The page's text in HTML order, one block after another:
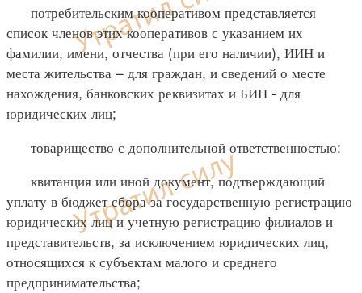
потребительским кооперативом представляется
список членов этих кооперативов с указанием их
фамилии, имени, отчества (при его наличии), ИИН и
места жительства – для граждан, и сведений о месте
нахождения, банковских реквизитах и БИН - для
юридических лиц;
товарищество с дополнительной ответственностью:
квитанция или иной документ, подтверждающий
уплату в бюджет сбора за государственную регистрацию
юридических лиц и учетную регистрацию филиалов и
представительств, за исключением юридических лиц,
относящихся к субъектам малого и среднего
предпринимательства;